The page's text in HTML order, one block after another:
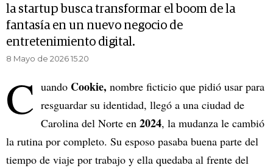
la startup busca transformar el boom de la
fantasía en un nuevo negocio de
entretenimiento digital.
8 Mayo de 2026 15.20
C uando Cookie, nombre ficticio que pidió usar para
resguardar su identidad, llegó a una ciudad de
Carolina del Norte en 2024, la mudanza le cambió
la rutina por completo. Su esposo pasaba buena parte del
tiempo de viaje por trabajo y ella quedaba al frente del